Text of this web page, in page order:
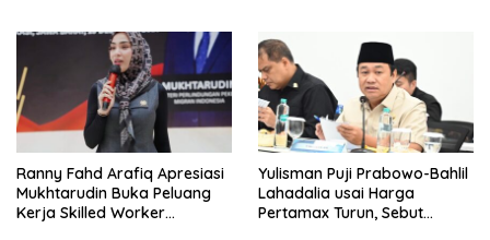
Ranny Fahd Arafiq Apresiasi
Mukhtarudin Buka Peluang
Kerja Skilled Worker
Yulisman Puji Prabowo-Bahlil
Lahadalia usai Harga
Pertamax Turun, Sebut